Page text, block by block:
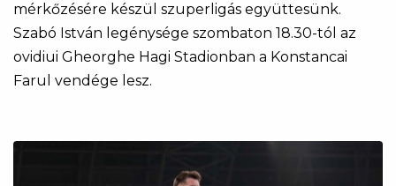
mérkőzésére készül szuperligás együttesünk.
Szabó István legénysége szombaton 18.30-tól az
ovidiui Gheorghe Hagi Stadionban a Konstancai
Farul vendége lesz.